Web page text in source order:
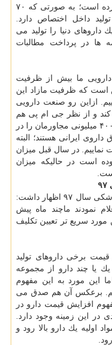
صنعت داروی ما به خوبی توسعه پیدا كرده است؛ به صورتی كه ۷۰
داخل اختصاص دارد.
داروهای دنیا را تولید می
ها در پرداخت مطالبات
ما بیش از ظرفیت
است كه ظرفیت مازاد این
ازاین رو صنعت دارویی
كند و از نظر جی ام پی هم
سطح خویش را بالا ببرد كه بتوانیم بازار ۴۰۰ میلیونی مجاورمان را در
ایرانی هستند؛ البته
نماییم. در سال قبل میزان
میلیون دلار بوده است در حالیكه میزان
وی در پاسخ به سوالی در مورد تعرفه پزشكی سال ۹۷ اظهار داشت:
نمودند ماچند ماه پیش
مورد سریع تر تعیین تكلیف
برخی داروهای تولید
یا چند دارو از مجموعه
این مورد به این مفهوم
برعكس آن هم صدق می
افزایش قیمت دارو در
این زمینه وجود دارد.
اولیه یك دارو بالا رود و